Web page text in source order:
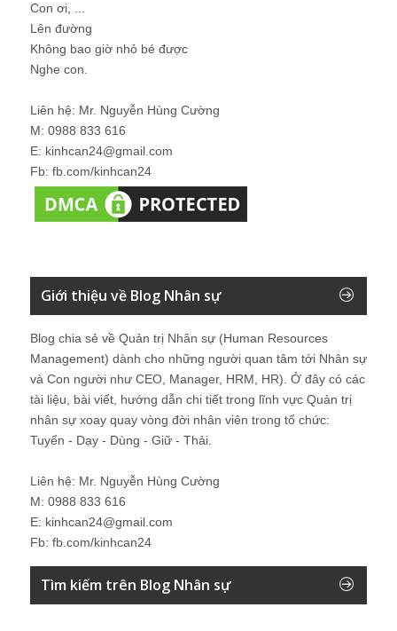
Con ơi, ...
Lên đường
Không bao giờ nhỏ bé được
Nghe con.
Liên hệ: Mr. Nguyễn Hùng Cường
M: 0988 833 616
E: kinhcan24@gmail.com
Fb: fb.com/kinhcan24
Giới thiệu về Blog Nhân sự
Blog chia sẻ về Quản trị Nhân sự (Human Resources
Management) dành cho những người quan tâm tới Nhân sự
và Con người như CEO, Manager, HRM, HR). Ở đây có các
tài liệu, bài viết, hướng dẫn chi tiết trong lĩnh vực Quản trị
nhân sự xoay quay vòng đời nhân viên trong tổ chức:
Tuyển - Dạy - Dùng - Giữ - Thải.
Liên hệ: Mr. Nguyễn Hùng Cường
M: 0988 833 616
E: kinhcan24@gmail.com
Fb: fb.com/kinhcan24
Tìm kiếm trên Blog Nhân sự